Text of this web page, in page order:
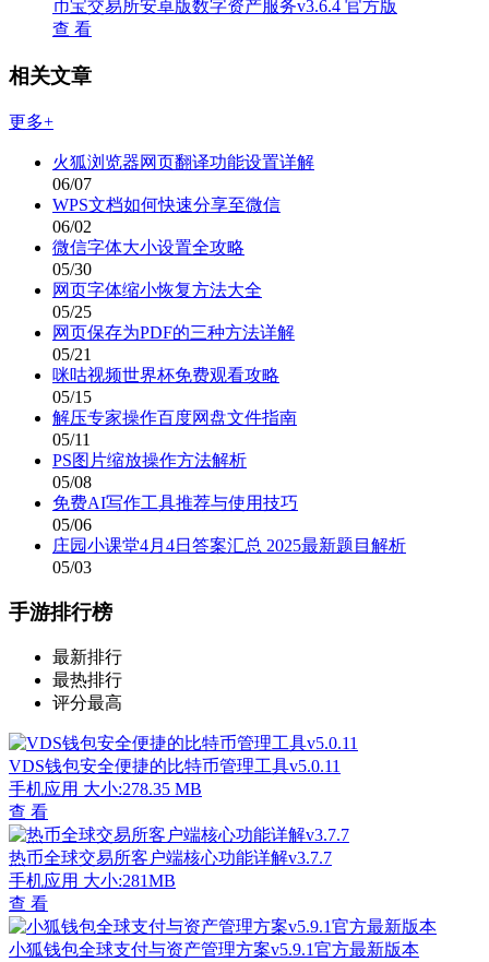
币宝交易所安卓版数字资产服务v3.6.4 官方版
查 看
相关文章
更多+
火狐浏览器网页翻译功能设置详解
06/07
WPS文档如何快速分享至微信
06/02
微信字体大小设置全攻略
05/30
网页字体缩小恢复方法大全
05/25
网页保存为PDF的三种方法详解
05/21
咪咕视频世界杯免费观看攻略
05/15
解压专家操作百度网盘文件指南
05/11
PS图片缩放操作方法解析
05/08
免费AI写作工具推荐与使用技巧
05/06
庄园小课堂4月4日答案汇总 2025最新题目解析
05/03
手游排行榜
最新排行
最热排行
评分最高
VDS钱包安全便捷的比特币管理工具v5.0.11
手机应用 大小:278.35 MB
查 看
热币全球交易所客户端核心功能详解v3.7.7
手机应用 大小:281MB
查 看
小狐钱包全球支付与资产管理方案v5.9.1官方最新版本